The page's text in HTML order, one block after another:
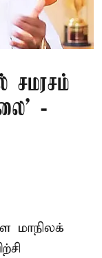
சமரசம்
-
மாநிலக்